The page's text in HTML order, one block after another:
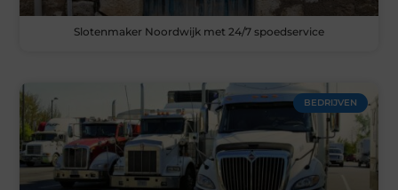
Slotenmaker Noordwijk met 24/7 spoedservice
BEDRIJVEN